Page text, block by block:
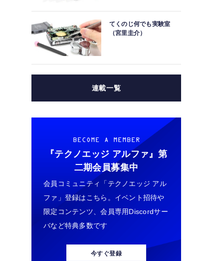
てくのじ何でも実験室
（宮里圭介）
連載一覧
BECOME A MEMBER
『テクノエッジ アルファ』 第
二期会員募集中
会員コミュニティ「テクノエッジ アル
ファ」登録はこちら。イベント招待や
限定コンテンツ、会員専用Discordサー
バなど特典多数です
今すぐ登録